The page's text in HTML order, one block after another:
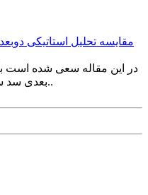
مقایسه تحلیل استاتیکی
در این مقاله سعی شده است
بعدی سد سنگریزه‌ای با رویه‌ی بتنی مراحل س..